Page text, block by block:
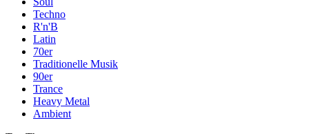
Techno
R'n'B
Latin
70er
Traditionelle Musik
90er
Trance
Heavy Metal
Ambient